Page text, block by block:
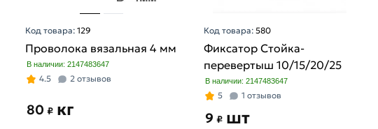
Код товара:129
Проволока вязальная 4 мм
В наличии: 2147483647
4.5 2 отзывов
80₽ кг
Код товара: 580
Фиксатор Стойка-
перевертыш 10/15/20/25
В наличии: 2147483647
5 1 отзывов
9 ₽ шт